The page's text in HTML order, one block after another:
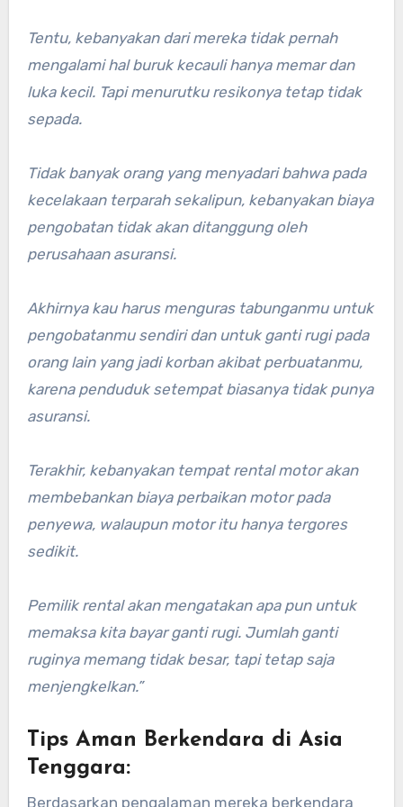
Tentu, kebanyakan dari mereka tidak pernah
mengalami hal buruk kecauli hanya memar dan
luka kecil. Tapi menurutku resikonya tetap tidak
sepada.
Tidak banyak orang yang menyadari bahwa pada
kecelakaan terparah sekalipun, kebanyakan biaya
pengobatan tidak akan ditanggung oleh
perusahaan asuransi.
Akhirnya kau harus menguras tabunganmu untuk
pengobatanmu sendiri dan untuk ganti rugi pada
orang lain yang jadi korban akibat perbuatanmu,
karena penduduk setempat biasanya tidak punya
asuransi.
Terakhir, kebanyakan tempat rental motor akan
membebankan biaya perbaikan motor pada
penyewa, walaupun motor itu hanya tergores
sedikit.
Pemilik rental akan mengatakan apa pun untuk
memaksa kita bayar ganti rugi. Jumlah ganti
ruginya memang tidak besar, tapi tetap saja
menjengkelkan.”
Tips Aman Berkendara di Asia
Tenggara:
Berdasarkan pengalaman mereka berkendara